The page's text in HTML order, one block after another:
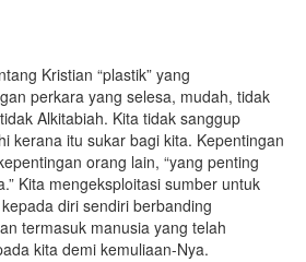
Kristian “plastik” yang
perkara yang selesa, mudah, tidak
Alkitabiah. Kita tidak sanggup
kerana itu sukar bagi kita. Kepentingan
orang lain, “yang penting
Kita mengeksploitasi sumber untuk
diri sendiri berbanding
termasuk manusia yang telah
kita demi kemuliaan-Nya.